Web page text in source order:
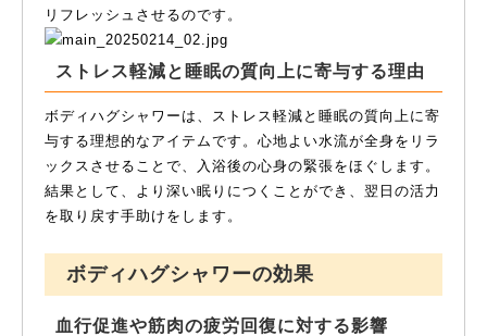
リフレッシュさせるのです。
ストレス軽減と睡眠の質向上に寄与する理由
ボディハグシャワーは、ストレス軽減と睡眠の質向上に寄
与する理想的なアイテムです。心地よい水流が全身をリラ
ックスさせることで、入浴後の心身の緊張をほぐします。
結果として、より深い眠りにつくことができ、翌日の活力
を取り戻す手助けをします。
ボディハグシャワーの効果
血行促進や筋肉の疲労回復に対する影響